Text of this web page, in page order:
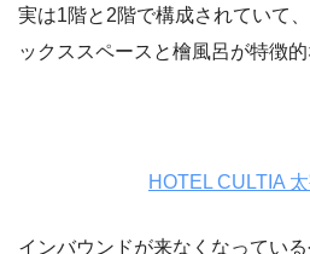
実は1階と2階で構成されていて
ックススペースと檜風呂が特徴
HOTEL CULTIA
インバウンドが来なくなってい